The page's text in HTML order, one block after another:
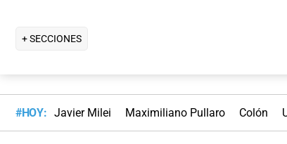
+ SECCIONES
#HOY: Javier Milei Maximiliano Pullaro Colón